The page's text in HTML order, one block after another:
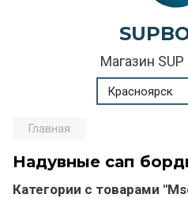
Магазин
Красноярск
Главная
Надувные сап
Категории с товарами